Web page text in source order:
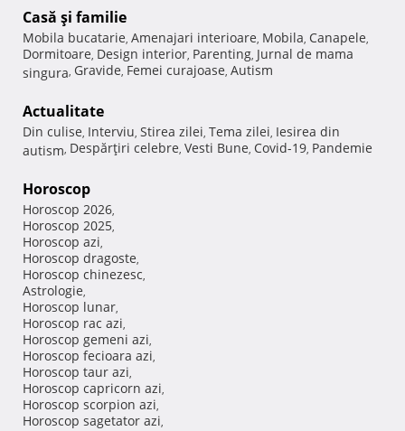
Casă şi familie
Mobila bucatarie, Amenajari interioare, Mobila, Canapele,
Dormitoare, Design interior, Parenting, Jurnal de mama
singura, Gravide, Femei curajoase, Autism
Actualitate
Din culise, Interviu, Stirea zilei, Tema zilei, Iesirea din
autism, Despărţiri celebre, Vesti Bune, Covid-19, Pandemie
Horoscop
Horoscop 2026,
Horoscop 2025,
Horoscop azi,
Horoscop dragoste,
Horoscop chinezesc,
Astrologie,
Horoscop lunar,
Horoscop rac azi,
Horoscop gemeni azi,
Horoscop fecioara azi,
Horoscop taur azi,
Horoscop capricorn azi,
Horoscop scorpion azi,
Horoscop sagetator azi,